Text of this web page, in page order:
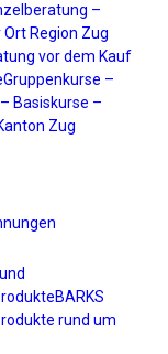
–
Region Zug
vor dem Kauf
Gruppenkurse –
Basiskurse –
Zug
BARKS
rund um